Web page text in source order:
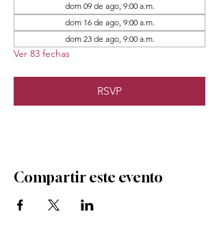
dom 09 de ago, 9:00 a.m.
dom 16 de ago, 9:00 a.m.
dom 23 de ago, 9:00 a.m.
Ver 83 fechas
RSVP
Compartir este evento